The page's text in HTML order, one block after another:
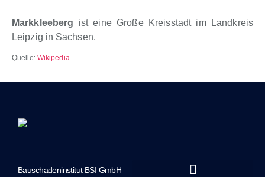
Markkleeberg ist eine Große Kreisstadt im Landkreis
Leipzig in Sachsen.
Quelle: Wikipedia
Bauschadeninstitut BSI GmbH